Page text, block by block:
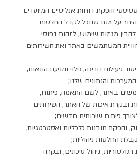
והפקת דוחות אנליטיים המיועדים
היתר על מנת שנוכל לקבל החלטות
מגמות שימוש, לזהות דפוסי
המשתמשים באתר ואת השירותים
פעילות חריגה, גילוי ומניעת הונאות,
והנתונים שלנו;
באתר, לשם התאמה, פיתוח,
ובקרת איכות של האתר, השירותים
פיתוח שירותים חדשים;
והפקת תובנות כלכליות ואסטרטגיות,
החלטות ניהוליות;
ניהול סיכונים, ובקרה